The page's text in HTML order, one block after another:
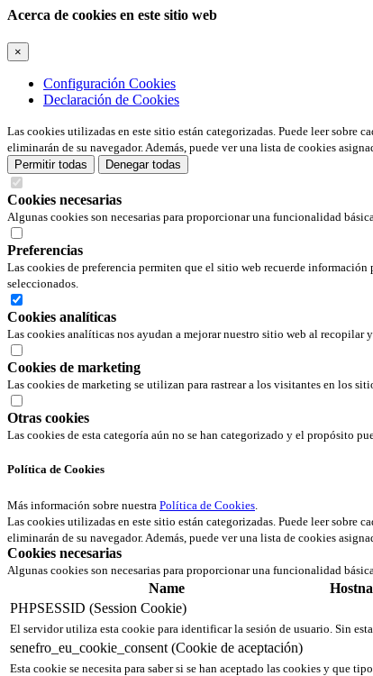
Acerca de cookies en este sitio web
×
Configuración Cookies
Declaración de Cookies
Las cookies utilizadas en este sitio están categorizadas. Puede leer sobre
eliminarán de su navegador. Además, puede ver una lista de cookies
Permitir todas
Denegar todas
Cookies necesarias
Algunas cookies son necesarias para proporcionar una funcionalidad
Preferencias
Las cookies de preferencia permiten que el sitio web recuerde
seleccionados.
Cookies analíticas
Las cookies analíticas nos ayudan a mejorar nuestro sitio web al recopilar
Cookies de marketing
Las cookies de marketing se utilizan para rastrear a los visitantes en los
Otras cookies
Las cookies de esta categoría aún no se han categorizado y el propósito
Política de Cookies
Más información sobre nuestra Política de Cookies.
Las cookies utilizadas en este sitio están categorizadas. Puede leer sobre
eliminarán de su navegador. Además, puede ver una lista de cookies
Cookies necesarias
Algunas cookies son necesarias para proporcionar una funcionalidad
Name
PHPSESSID (Session Cookie)
El servidor utiliza esta cookie para identificar la sesión de usuario. Sin
senefro_eu_cookie_consent (Cookie de aceptación)
Esta cookie se necesita para saber si se han aceptado las cookies y que